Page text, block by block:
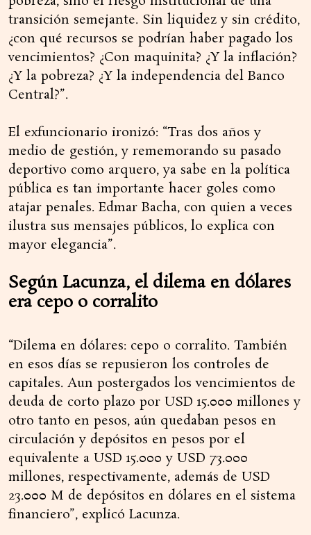
transición semejante. Sin liquidez y sin crédito,
¿con qué recursos se podrían haber pagado los
vencimientos? ¿Con maquinita? ¿Y la inflación?
¿Y la pobreza? ¿Y la independencia del Banco
Central?”.
El exfuncionario ironizó: “Tras dos años y
medio de gestión, y rememorando su pasado
deportivo como arquero, ya sabe en la política
pública es tan importante hacer goles como
atajar penales. Edmar Bacha, con quien a veces
ilustra sus mensajes públicos, lo explica con
mayor elegancia”.
Según Lacunza, el dilema en dólares
era cepo o corralito
“Dilema en dólares: cepo o corralito. También
en esos días se repusieron los controles de
capitales. Aun postergados los vencimientos de
deuda de corto plazo por USD 15.000 millones y
otro tanto en pesos, aún quedaban pesos en
circulación y depósitos en pesos por el
equivalente a USD 15.000 y USD 73.000
millones, respectivamente, además de USD
23.000 M de depósitos en dólares en el sistema
financiero”, explicó Lacunza.